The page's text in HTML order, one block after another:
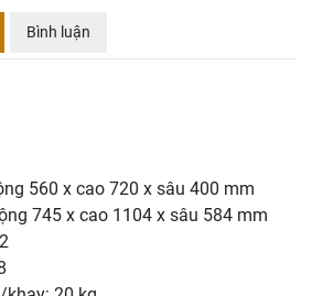
Bình luận
560 x cao 720 x sâu 400 mm
745 x cao 1104 x sâu 584 mm